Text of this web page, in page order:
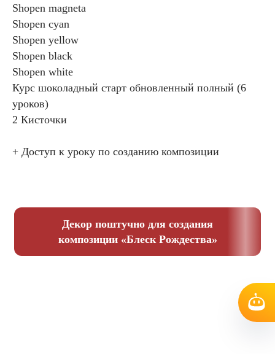
Shopen magneta
Shopen cyan
Shopen yellow
Shopen black
Shopen white
Курс шоколадный старт обновленный полный (6
уроков)
2 Кисточки
+ Доступ к уроку по созданию композиции
Декор поштучно для создания
композиции «Блеск Рождества»